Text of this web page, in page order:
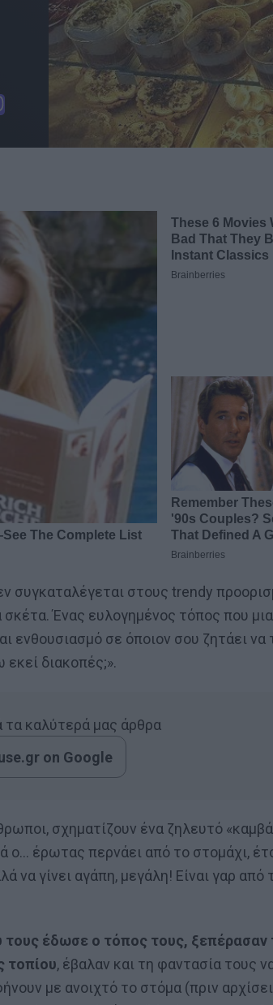
συγκαταλέγεται στους trendy
σκέτα. Ένας ευλογημένος τόπος που
ενθουσιασμό σε όποιον σου ζητάει να
διακοπές;».
τα καλύτερά μας άρθρα
on Google
σχηματίζουν ένα ζηλευτό
ο… έρωτας περνάει από το στομάχι,
να γίνει αγάπη, μεγάλη! Είναι γαρ από
τους έδωσε ο τόπος τους, ξεπέρασαν
τοπίου, έβαλαν και τη φαντασία τους
με ανοιχτό το στόμα (πριν